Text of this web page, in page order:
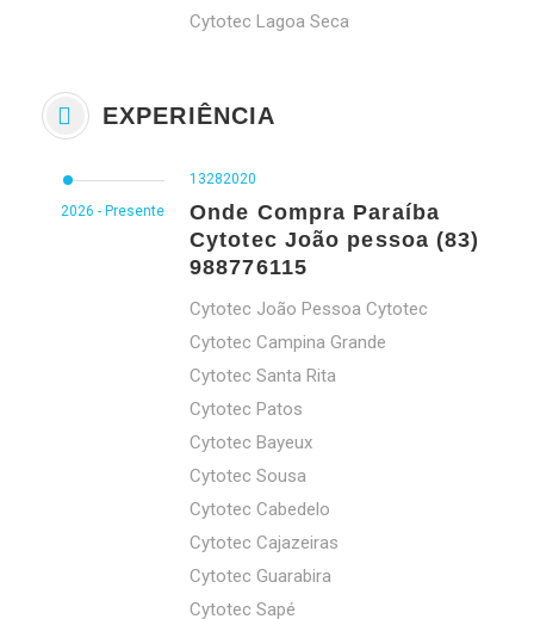
Cytotec Lagoa Seca
EXPERIÊNCIA
2026 - Presente
13282020
Onde Compra Paraíba
Cytotec João pessoa (83)
988776115
Cytotec João Pessoa Cytotec
Cytotec Campina Grande
Cytotec Santa Rita
Cytotec Patos
Cytotec Bayeux
Cytotec Sousa
Cytotec Cabedelo
Cytotec Cajazeiras
Cytotec Guarabira
Cytotec Sapé